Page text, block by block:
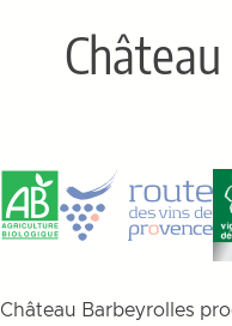
Château Barbeyrolles